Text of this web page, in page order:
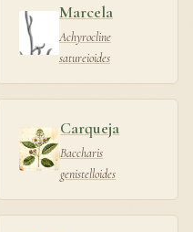
Marcela
Achyrocline
satureioides
Carqueja
Baccharis
genistelloides